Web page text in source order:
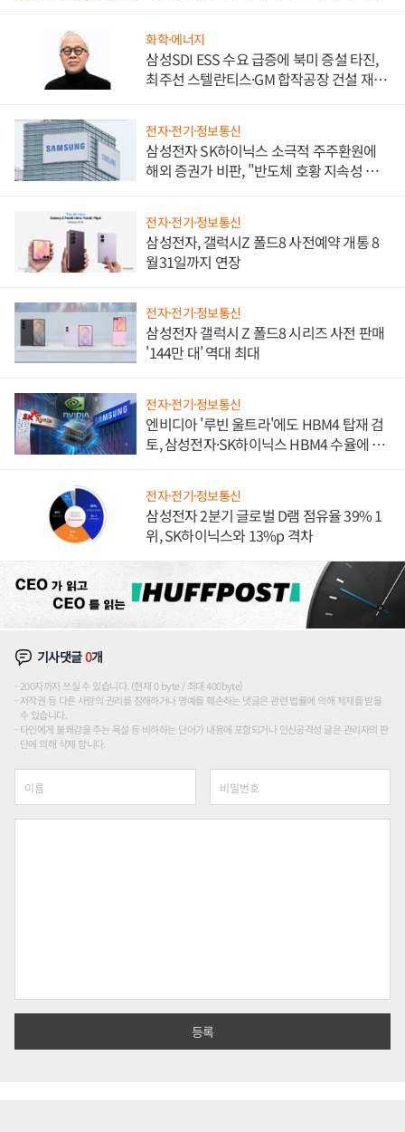
화학·에너지
삼성SDI ESS 수요 급증에 북미 증설 타진,
최주선 스텔란티스·GM 합작공장 건설 재추
전자·전기·정보통신
삼성전자 SK하이닉스 소극적 주주환원에
해외 증권가 비판, "반도체 호황 지속성 의
전자·전기·정보통신
삼성전자, 갤럭시Z 폴드8 사전예약 개통 8
월31일까지 연장
전자·전기·정보통신
삼성전자 갤럭시 Z 폴드8 시리즈 사전 판매
'144만 대' 역대 최대
전자·전기·정보통신
엔비디아 '루빈 울트라'에도 HBM4 탑재 검
토, 삼성전자·SK하이닉스 HBM4 수율에 주
전자·전기·정보통신
삼성전자 2분기 글로벌 D램 점유율 39% 1
위, SK하이닉스와 13%p 격차
기사댓글0개
200자까지 쓰실 수 있습니다. (현재 0 byte / 최대 400byte)
저작권 등 다른 사람의 권리를 침해하거나 명예를 훼손하는 댓글은 관련 법률에 의해 제재를 받을
수 있습니다.
타인에게 불쾌감을 주는 욕설 등 비하하는 단어가 내용에 포함되거나 인신공격성 글은 관리자의 판
단에 의해 삭제 합니다.